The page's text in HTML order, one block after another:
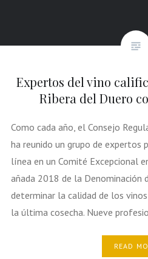
Expertos del vino
Ribera del Duero
Como cada año, el Consejo
ha reunido un grupo de expertos
línea en un Comité Excepcional
añada 2018 de la Denominación
determinar la calidad de los
la última cosecha. Nueve
READ